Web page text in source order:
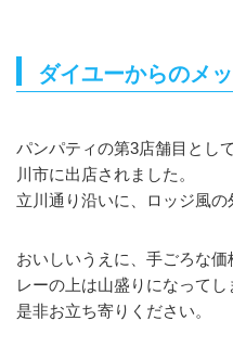
ダイユーからのメ
パンパティの第3店舗目とし
川市に出店されました。
立川通り沿いに、ロッジ風の
おいしいうえに、手ごろな
レーの上は山盛りになってし
是非お立ち寄りください。